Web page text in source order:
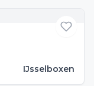
IJsselboxen